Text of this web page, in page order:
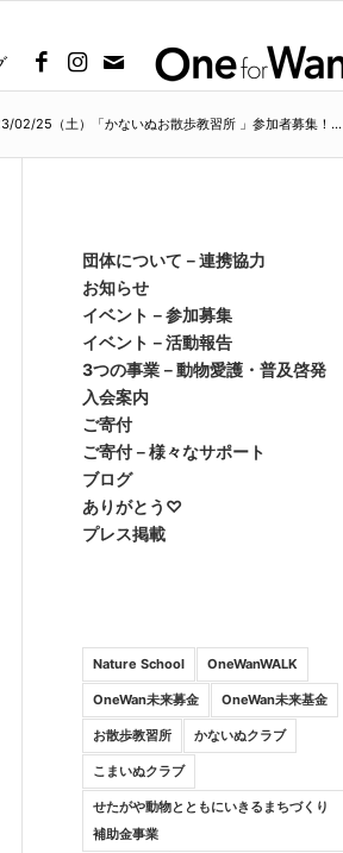
02/25（土）「かないぬお散歩教習所 」参加者募集！...
団体について－連携協力
お知らせ
イベント－参加募集
イベント－活動報告
3つの事業－動物愛護・普及啓発
入会案内
ご寄付
ご寄付－様々なサポート
ブログ
ありがとう♡
プレス掲載
Nature School OneWanWALK
OneWan未来募金 OneWan未来基金
お散歩教習所 かないぬクラブ
こまいぬクラブ
せたがや動物とともにいきるまちづくり
補助金事業